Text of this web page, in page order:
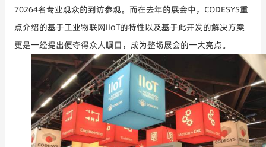
70264名专业观众的到访参观。而在去年的展会中， CODESYS重
点介绍的基于工业物联网IIoT的特性以及基于此开发的解决方案
更是一经提出便夺得众人瞩目，成为整场展会的一大亮点。